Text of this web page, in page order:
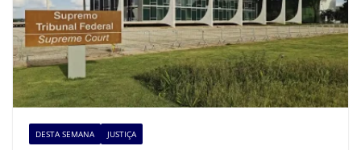
DESTA SEMANA JUSTIÇA